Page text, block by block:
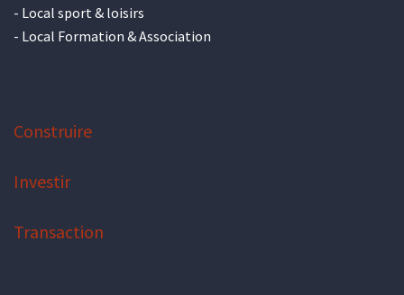
- Local sport & loisirs
- Local Formation & Association
Construire
Investir
Transaction